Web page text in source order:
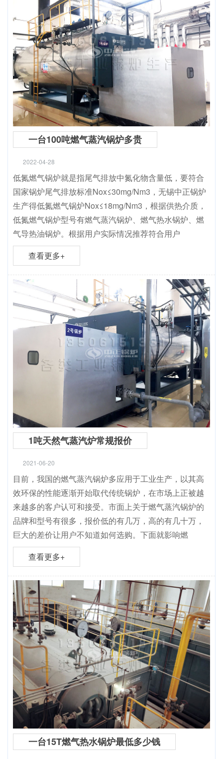
一台100吨燃气蒸汽锅炉多贵
2022-04-28
低氮燃气锅炉就是指尾气排放中氮化物含量低，要符合
国家锅炉尾气排放标准Nox≤30mg/Nm3，无锡中正锅炉
生产得低氮燃气锅炉Nox≤18mg/Nm3，根据供热介质，
低氮燃气锅炉型号有燃气蒸汽锅炉、燃气热水锅炉、燃
气导热油锅炉。根据用户实际情况推荐符合用户
查看更多+
1吨天然气蒸汽炉常规报价
2021-06-20
目前，我国的燃气蒸汽锅炉多应用于工业生产，以其高
效环保的性能逐渐开始取代传统锅炉，在市场上正被越
来越多的客户认可和接受。市面上关于燃气蒸汽锅炉的
品牌和型号有很多，报价低的有几万，高的有几十万，
巨大的差价让用户不知道如何选购。下面就影响燃
查看更多+
一台15T燃气热水锅炉最低多少钱